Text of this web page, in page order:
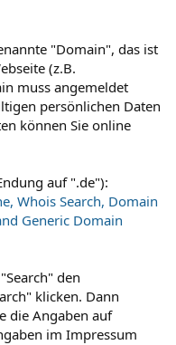
"Domain", das ist
(z.B.
muss angemeldet
persönlichen Daten
können Sie online
auf ".de"):
Whois Search, Domain
Generic Domain
den
klicken. Dann
die Angaben auf
im Impressum